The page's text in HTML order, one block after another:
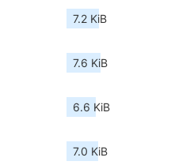
7.2 KiB
7.6 KiB
6.6 KiB
7.0 KiB